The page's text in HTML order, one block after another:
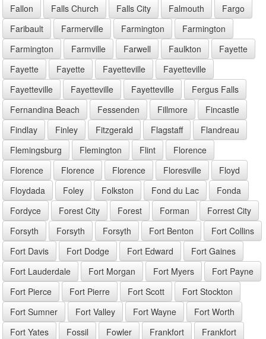
Fallon Falls Church Falls City Falmouth
Fargo
Faribault
Farmerville Farmington
Farmington
Farmington
Farmville Farwell Faulkton
Fayette
Fayette
Fayette Fayetteville
Fayetteville
Fayetteville
Fayetteville Fayetteville
Fergus Falls
Fernandina Beach
Fessenden Fillmore
Fincastle
Findlay
Finley Fitzgerald Flagstaff
Flandreau
Flemingsburg
Flemington Flint
Florence
Florence
Florence Florence Floresville
Floyd
Floydada
Foley Folkston Fond du Lac
Fonda
Fordyce
Forest City Forest Forman
Forrest City
Forsyth
Forsyth Forsyth Fort Benton
Fort Collins
Fort Davis
Fort Dodge Fort Edward
Fort Gaines
Fort Lauderdale
Fort Morgan Fort Myers
Fort Payne
Fort Pierce
Fort Pierre Fort Scott
Fort Stockton
Fort Sumner
Fort Valley Fort Wayne
Fort Worth
Fort Yates
Fossil Fowler Frankfort
Frankfort